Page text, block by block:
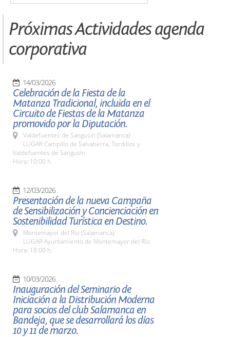
Próximas Actividades agenda
corporativa
14/03/2026
Celebración de la Fiesta de la
Matanza Tradicional, incluida en el
Circuito de Fiestas de la Matanza
promovido por la Diputación.
Valdefuentes de Sangusín (Salamanca)
LUGAR Campillo de Salvatierra, Tordillos y
Valdefuentes de Sangusín
Hora: 10:00 h.
12/03/2026
Presentación de la nueva Campaña
de Sensibilización y Concienciación en
Sostenibilidad Turística en Destino.
Montemayor del Río (Salamanca)
LUGAR Ayuntamiento de Montemayor del Río.
Hora: 18:00 h.
10/03/2026
Inauguración del Seminario de
Iniciación a la Distribución Moderna
para socios del club Salamanca en
Bandeja, que se desarrollará los días
10 y 11 de marzo.